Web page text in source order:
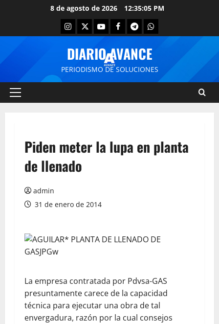
8 de agosto de 2026 12:35:05 PM
DIARIO AVANCE
PERIODISMO DE SOLUCIONES
Piden meter la lupa en planta
de llenado
admin
31 de enero de 2014
La empresa contratada por Pdvsa-GAS
presuntamente carece de la capacidad
técnica para ejecutar una obra de tal
envergadura, razón por la cual consejos